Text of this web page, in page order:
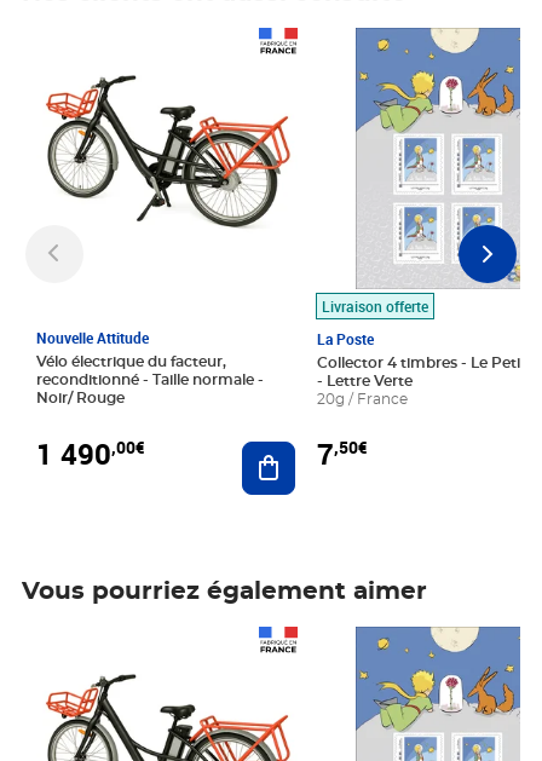
Nouvelle Attitude
Vélo électrique du facteur,
reconditionné - Taille normale -
Noir/ Rouge
1 490,00€ Ajouter au panier
Livraison offerte
La Poste
Collector 4 timbres - Le Petit
- Lettre Verte
20g / France
7,50€
Prix 7,50€
Vous pourriez également aimer
Prix 7,50€